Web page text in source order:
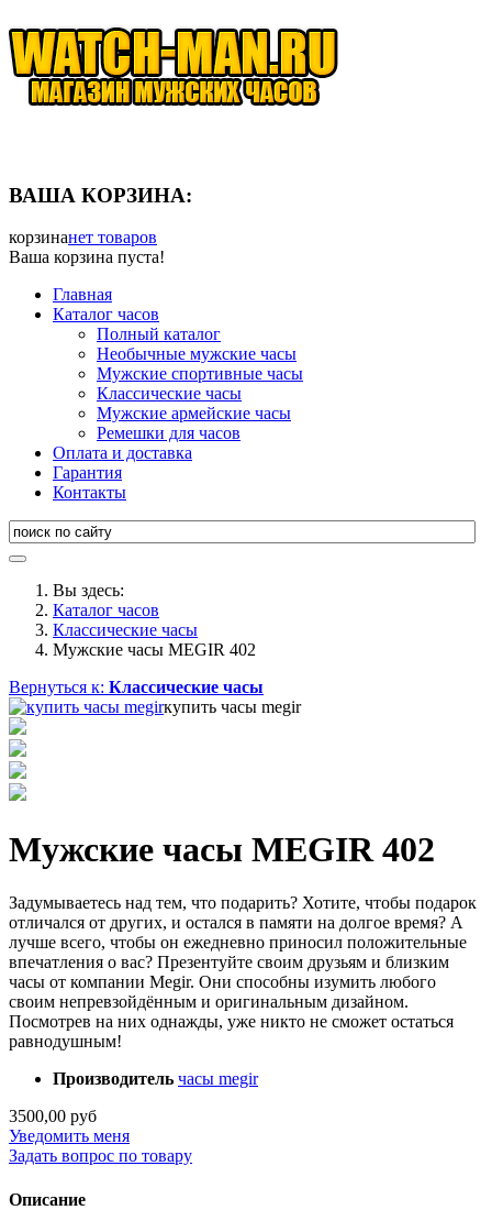
ВАША КОРЗИНА:
корзинанет товаров
Ваша корзина пуста!
Главная
Каталог часов
Полный каталог
Необычные мужские часы
Мужские спортивные часы
Классические часы
Мужские армейские часы
Ремешки для часов
Оплата и доставка
Гарантия
Контакты
Вы здесь:
Каталог часов
Классические часы
Мужские часы MEGIR 402
Вернуться к: Классические часы
купить часы megir
Мужские часы MEGIR 402
Задумываетесь над тем, что подарить? Хотите, чтобы подарок
отличался от других, и остался в памяти на долгое время? А
лучше всего, чтобы он ежедневно приносил положительные
впечатления о вас? Презентуйте своим друзьям и близким
часы от компании Megir. Они способны изумить любого
своим непревзойдённым и оригинальным дизайном.
Посмотрев на них однажды, уже никто не сможет остаться
равнодушным!
Производитель часы megir
3500,00 руб
Уведомить меня
Задать вопрос по товару
Описание